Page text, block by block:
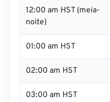
12:00 am HST (meia-
noite)
01:00 am HST
02:00 am HST
03:00 am HST